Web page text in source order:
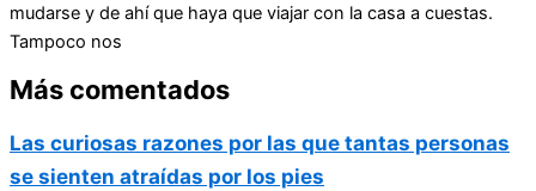
mudarse y de ahí que haya que viajar con la casa a cuestas.
Tampoco nos
Más comentados
Las curiosas razones por las que tantas personas
se sienten atraídas por los pies